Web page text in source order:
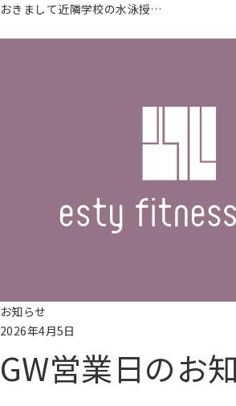
おきまして近隣学校の水泳授…
お知らせ
2026年4月5日
GW営業日のお